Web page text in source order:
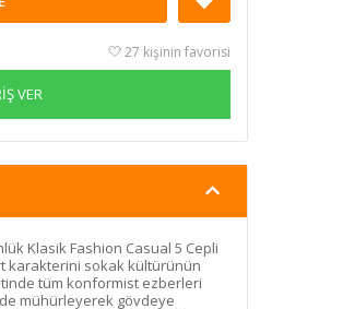
27 kişinin favorisi
VER
Klasik Fashion Casual 5 Cepli
karakterini sokak kültürünün
tüm konformist ezberleri
mühürleyerek gövdeye